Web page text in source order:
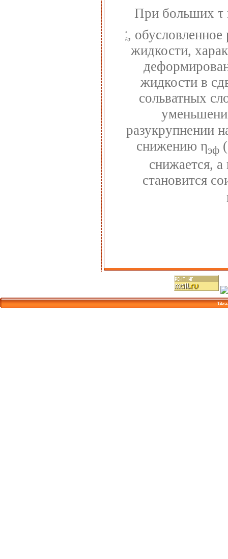
При больших τ
*
д ,
жидкости,
жидкости в
сольватных
разукрупнении
снижению ηэф
снижается,
становится